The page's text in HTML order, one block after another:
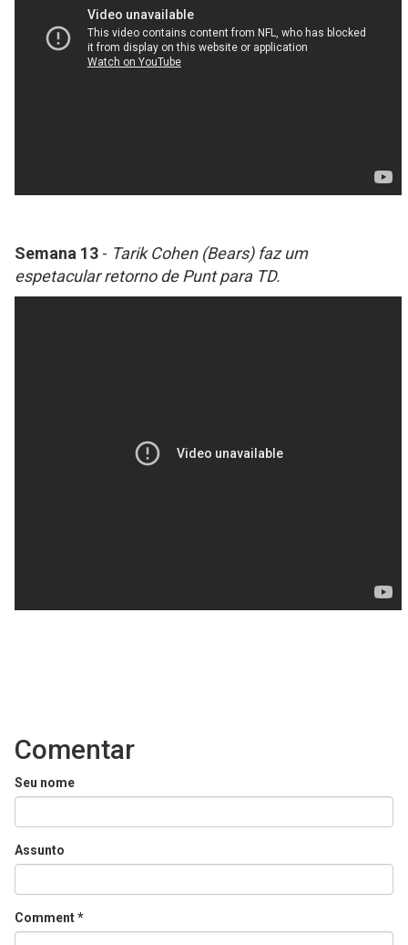
Semana 13 - Tarik Cohen (Bears) faz um
espetacular retorno de Punt para TD.
Comentar
Seu nome
Assunto
Comment*